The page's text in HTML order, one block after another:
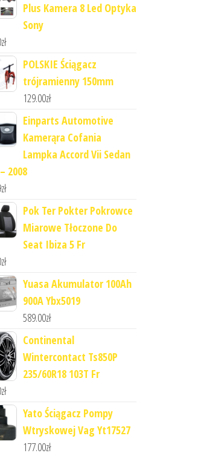
Plus Kamera 8 Led Optyka
Sony
zł
POLSKIE Ściągacz
trójramienny 150mm
129.00zł
Einparts Automotive
Kamerąra Cofania
Lampka Accord Vii Sedan
2008
zł
Pok Ter Pokter Pokrowce
Miarowe Tłoczone Do
Seat Ibiza 5 Fr
zł
Yuasa Akumulator 100Ah
900A Ybx5019
589.00zł
Continental
Wintercontact Ts850P
235/60R18 103T Fr
zł
Yato Ściągacz Pompy
Wtryskowej Vag Yt17527
177.00zł